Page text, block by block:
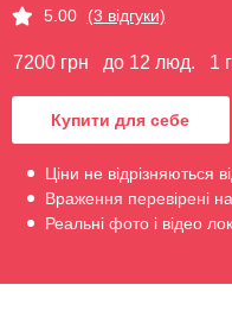
5.00 (3 відгуки)
7200 грн до 12 люд. 1
Купити для себе
Ціни не відрізняються
Враження перевірені
Реальні фото і відео